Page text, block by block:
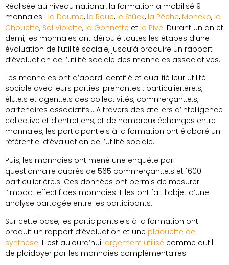
Réalisée au niveau national, la formation a mobilisé 9
monnaies : la Doume, la Roue, le Stück, la Pêche, Moneko, la
Chouette, Sol Violette, la Gonnette et la Pive. Durant un an et
demi, les monnaies ont déroulé toutes les étapes d’une
évaluation de l’utilité sociale, jusqu’à produire un rapport
d’évaluation de l’utilité sociale des monnaies associatives.
Les monnaies ont d’abord identifié et qualifié leur utilité
sociale avec leurs parties-prenantes : particulier.ère.s,
élu.e.s et agent.e.s des collectivités, commerçant.e.s,
partenaires associatifs… A travers des ateliers d’intelligence
collective et d’entretiens, et de nombreux échanges entre
monnaies, les participant.e.s à la formation ont élaboré un
référentiel d’évaluation de l’utilité sociale.
Puis, les monnaies ont mené une enquête par
questionnaire auprès de 565 commerçant.e.s et 1600
particulier.ère.s. Ces données ont permis de mesurer
l’impact effectif des monnaies. Elles ont fait l’objet d’une
analyse partagée entre les participants.
Sur cette base, les participants.e.s à la formation ont
produit un rapport d’évaluation et une plaquette de
synthèse. Il est aujourd’hui largement utilisé comme outil
de plaidoyer par les monnaies complémentaires.